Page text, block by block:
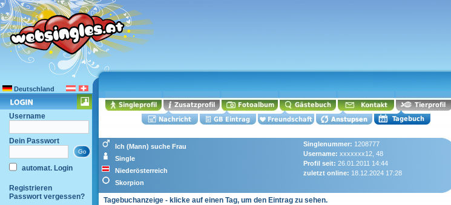
Deutschland
Username
Dein Passwort
automat. Login
Registrieren
Passwort vergessen?
Ich (Mann) suche Frau
Single
Niederösterreich
Skorpion
Singlenummer: 1208777
Username: xxxxxxx12, 48
Profil seit: 26.01.2011 14:44
zuletzt online: 18.12.2024 17:28
Tagebuchanzeige - klicke auf einen Tag, um den Eintrag zu sehen.